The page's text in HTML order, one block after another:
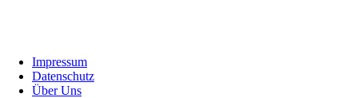
FooterImpressum
Datenschutz
Über Uns